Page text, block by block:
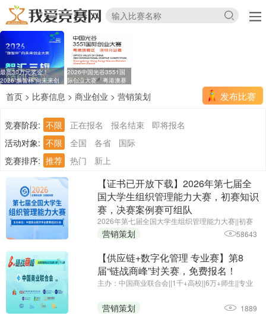
最高30万元奖金！
2026“旗智杯”向未来创
2026中国光谷3551国
际创业大赛「粤港澳赛
发布比赛
首页 > 比赛信息 > 商业创业 > 营销策划
竞赛阶段: 不限 正在报名 报名结束
即将报名
活动对象: 不限 全国 各省
国际
竞赛排序: 推荐 热门 新上
【证书已开放下载】2026年第七届全
国大学生组织管理能力大赛，初赛知识
赛，决赛案例赛可组队
2026年第七届全国大学生组织管理能力大赛||初赛
报名截止时间：2026年6月25日||主办单位：中国商
业经济学会教育培训分会
营销策划 58643
【供应链+数字化管理 专业赛】第8
届“链战商峰”封关赛，免费报名！
主办：中国商业联合会||1千+高校||6万+师生||专业
营销策划 1889